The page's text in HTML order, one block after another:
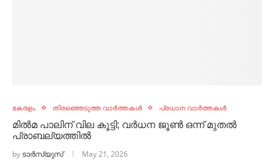
കേരളം തിരഞ്ഞെടുത്ത വാർത്തകൾ പ്രധാന വാർത്തകൾ
മിൽമ പാലിന് വില കൂട്ടി; വർധന ജൂൺ ഒന്ന് മുതൽ
പ്രാബല്യത്തിൽ
by ടാർസ്യുസ് May 21, 2026